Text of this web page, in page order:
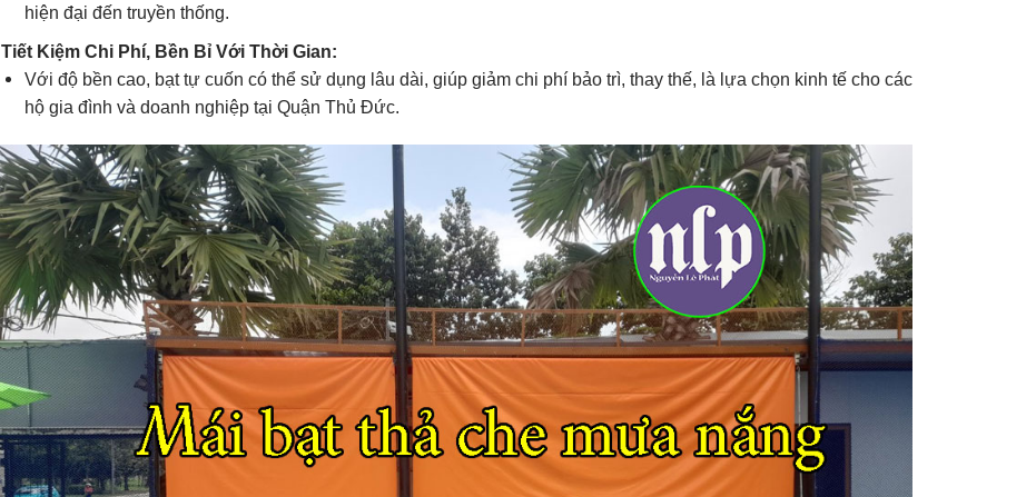
hiện đại đến truyền thống.
Tiết Kiệm Chi Phí, Bền Bỉ Với Thời Gian:
Với độ bền cao, bạt tự cuốn có thể sử dụng lâu dài, giúp giảm chi phí bảo trì, thay thế, là lựa chọn kinh tế cho các
hộ gia đình và doanh nghiệp tại Quận Thủ Đức.